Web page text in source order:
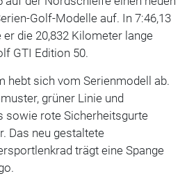
Golf-Modelle auf. In 7:46,13
die 20,832 Kilometer lange
GTI Edition 50.
hebt sich vom Serienmodell ab.
grüner Linie und
sowie rote Sicherheitsgurte
Das neu gestaltete
trägt eine Spange